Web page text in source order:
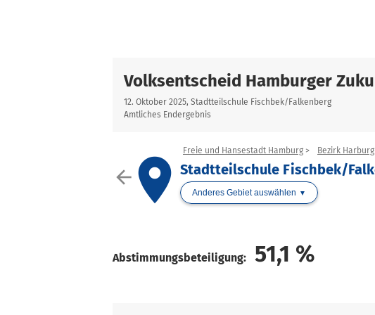
Volksentscheid Hamburger
12. Oktober 2025, Stadtteilschule Fischbek/Falkenberg
Amtliches Endergebnis
arrow_backplace
Freie und Hansestadt Hamburg Bezirk Harburg
Stadtteilschule Fischbek/
Anderes Gebiet auswählen
Abstimmungsbeteiligung: 51,1 %